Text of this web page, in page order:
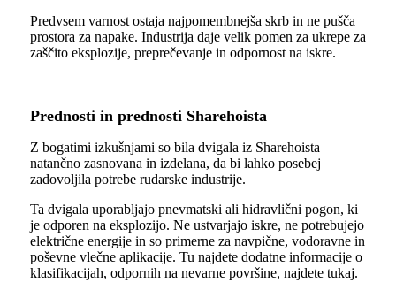
Predvsem varnost ostaja najpomembnejša skrb in ne pušča
prostora za napake. Industrija daje velik pomen za ukrepe za
zaščito eksplozije, preprečevanje in odpornost na iskre.
Prednosti in prednosti Sharehoista
Z bogatimi izkušnjami so bila dvigala iz Sharehoista
natančno zasnovana in izdelana, da bi lahko posebej
zadovoljila potrebe rudarske industrije.
Ta dvigala uporabljajo pnevmatski ali hidravlični pogon, ki
je odporen na eksplozijo. Ne ustvarjajo iskre, ne potrebujejo
električne energije in so primerne za navpične, vodoravne in
poševne vlečne aplikacije. Tu najdete dodatne informacije o
klasifikacijah, odpornih na nevarne površine, najdete tukaj.